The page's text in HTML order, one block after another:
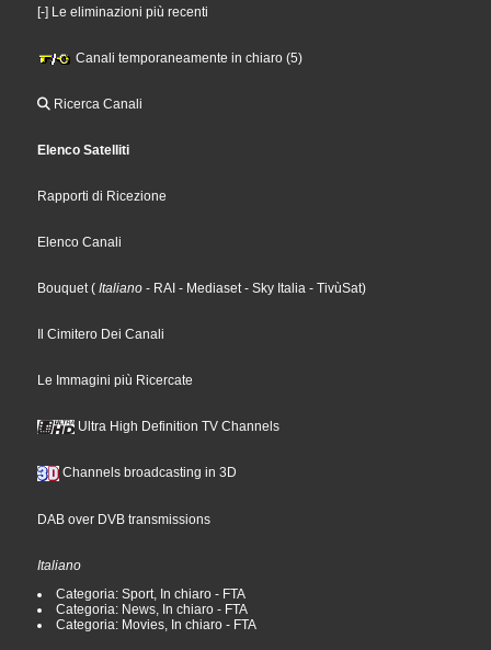
[-] Le eliminazioni più recenti
Canali temporaneamente in chiaro (5)
Ricerca Canali
Elenco Satelliti
Rapporti di Ricezione
Elenco Canali
Bouquet ( Italiano - RAI - Mediaset - Sky Italia - TivùSat)
Il Cimitero Dei Canali
Le Immagini più Ricercate
Ultra High Definition TV Channels
Channels broadcasting in 3D
DAB over DVB transmissions
Italiano
Categoria: Sport, In chiaro - FTA
Categoria: News, In chiaro - FTA
Categoria: Movies, In chiaro - FTA